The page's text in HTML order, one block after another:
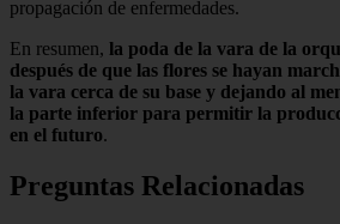
propagación de enfermedades.
En resumen, la poda de la vara de la
después de que las flores se hayan
la vara cerca de su base y dejando al
la parte inferior para permitir la
en el futuro.
Preguntas Relacionadas